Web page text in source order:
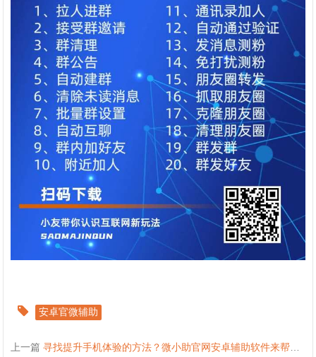
安卓官微辅助
上一篇寻找提升手机体验的方法？微小助官网安卓辅助软件来帮忙！